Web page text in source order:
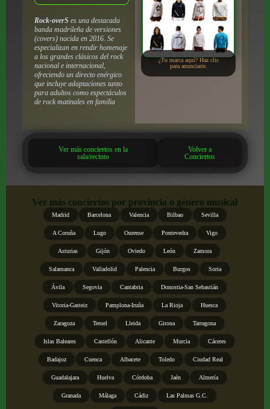
Rock-overS es una destacada
banda madrileña de versiones
(covers) nacida en 2016. Se
especializan en rendir homenaje
a los grandes clásicos del rock
nacional e internacional,
ofreciendo un directo enérgico
que incluye adaptaciones tanto
para adultos como espectáculos
de rock matinales en familia
¿Tu marca aquí? Haz clic
para anunciarte.
Ver más conciertos en la
sala/recinto
Volver a
Conciertos
Ver más conciertos por provincia o género musical
Madrid Barcelona Valencia Bilbao Sevilla
A Coruña Lugo Ourense Pontevedra Vigo
Asturias Gijón Oviedo León Zamora
Salamanca Valladolid Palencia Burgos Soria
Ávila Segovia Cantabria Donostia-San Sebastián
Vitoria-Gasteiz Pamplona-Iruña La Rioja Huesca
Zaragoza Teruel Lleida Girona Tarragona
Islas Baleares Castellón Alicante Murcia Cáceres
Badajoz Cuenca Albacete Toledo Ciudad Real
Guadalajara Huelva Córdoba Jaén Almería
Granada Málaga Cádiz Las Palmas G.C.